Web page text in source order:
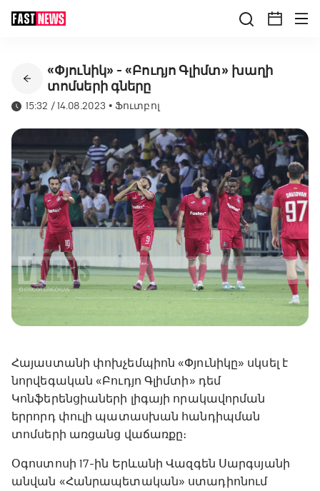
«Փյունիկ» - «Բուդյո Գլիմտ» խաղի
տոմսերի գները
15:32 / 14.08.2023 •Ֆուտբոլ
Հայաստանի փոխչեմպիոն «Փյունիկը» սկսել է
նորվեգական «Բուդյո Գլիմտի» դեմ
Կոնֆերենցիաների լիգայի որակավորման
երրորդ փուլի պատասխան հանդիպման
տոմսերի առցանց վաճառքը։
Օգոստոսի 17-ին Երևանի Վազգեն Սարգսյանի
անվան «Հանրապետական» ստադիոնում